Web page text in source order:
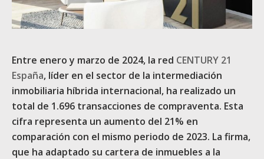
Entre enero y marzo de 2024, la red CENTURY 21
España, líder en el sector de la intermediación
inmobiliaria híbrida internacional, ha realizado un
total de 1.696 transacciones de compraventa. Esta
cifra representa un aumento del 21% en
comparación con el mismo periodo de 2023. La firma,
que ha adaptado su cartera de inmuebles a la